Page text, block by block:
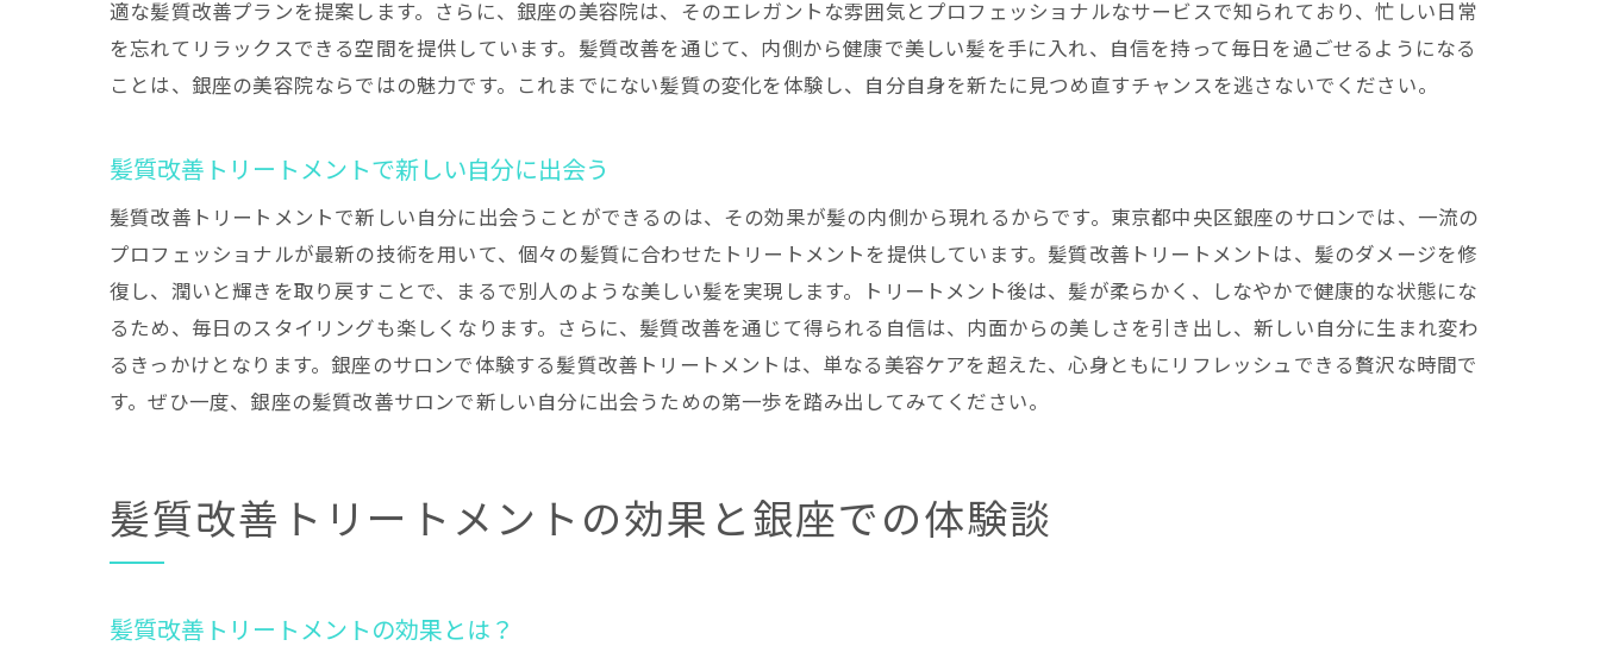
初めての髪質改善に挑戦する方法
銀座のサロンが提供する特別なサービス
銀座で髪質改善が愛される理由
銀座のおすすめ髪質改善トリートメント完全ガイド
銀座でおすすめの髪質改善メニュー
髪質改善トリートメント利用者の口コミ
適な髪質改善プランを提案します。さらに、銀座の美容院は、そのエレガントな雰囲気とプロフェッショナルなサービスで知られており、忙しい日常
を忘れてリラックスできる空間を提供しています。髪質改善を通じて、内側から健康で美しい髪を手に入れ、自信を持って毎日を過ごせるようになる
ことは、銀座の美容院ならではの魅力です。これまでにない髪質の変化を体験し、自分自身を新たに見つめ直すチャンスを逃さないでください。
髪質改善トリートメントで新しい自分に出会う
髪質改善トリートメントで新しい自分に出会うことができるのは、その効果が髪の内側から現れるからです。東京都中央区銀座のサロンでは、一流の
プロフェッショナルが最新の技術を用いて、個々の髪質に合わせたトリートメントを提供しています。髪質改善トリートメントは、髪のダメージを修
復し、潤いと輝きを取り戻すことで、まるで別人のような美しい髪を実現します。トリートメント後は、髪が柔らかく、しなやかで健康的な状態にな
るため、毎日のスタイリングも楽しくなります。さらに、髪質改善を通じて得られる自信は、内面からの美しさを引き出し、新しい自分に生まれ変わ
るきっかけとなります。銀座のサロンで体験する髪質改善トリートメントは、単なる美容ケアを超えた、心身ともにリフレッシュできる贅沢な時間で
す。ぜひ一度、銀座の髪質改善サロンで新しい自分に出会うための第一歩を踏み出してみてください。
髪質改善トリートメントの効果と銀座での体験談
髪質改善トリートメントの効果とは？